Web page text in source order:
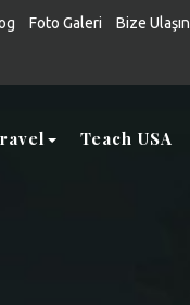
Foto Galeri Bize Ulaşın
Teach USA